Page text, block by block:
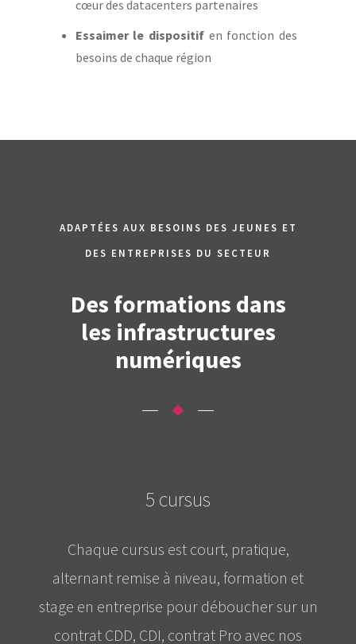
cœur des datacenters partenaires
Essaimer le dispositif en fonction des
besoins de chaque région
ADAPTÉES AUX BESOINS DES JEUNES ET
DES ENTREPRISES DU SECTEUR
Des formations dans
les infrastructures
numériques
5 cursus
Chaque cursus est court, pratique,
alternant remise à niveau, formation et
stage en entreprise pour déboucher sur un
contrat CDD, CDI, contrat Pro avec nos